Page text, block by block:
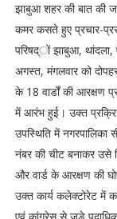
झाबुआ शहर की बात की
कमर कसते हुए प्रचार-
परिषद्ों झाबुआ, थांदला,
अगस्त, मंगलवार को
के 18 वार्डों की आरक्षण
में आरंभ हुई। उक्त प्रक्रिया
उपस्थिति में नगरपालिका
नंबर की चीट बनाकर उसे
और वार्ड के आरक्षण की
उक्त कार्य कलेक्टोरेट में